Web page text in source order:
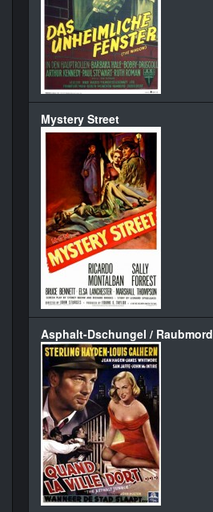
Mystery Street
Asphalt-Dschungel / Raubmord